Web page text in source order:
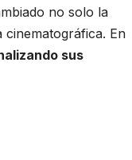
no solo la
cinematográfica. En
sus